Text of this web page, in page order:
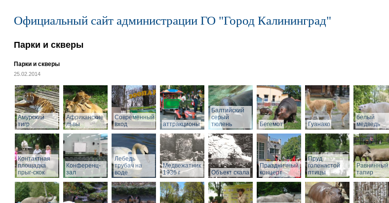
Официальный сайт администрации ГО "Город Калининград"
Парки и скверы
Парки и скверы
25.02.2014
Амурский
тигр
Африканские
львы
Современный
вход
аттракционы
Балтийский
серый
тюлень
Бегемот Гуанако
белый
медведь
Контактная
площадка
прыг-скок
Конференц-
зал
Лебедь
трубач на
воде
Медвежатник
1936 г
Объект скала
Праздничный
концерт
Пруд
голенастой
птицы
Равнинный
тапир